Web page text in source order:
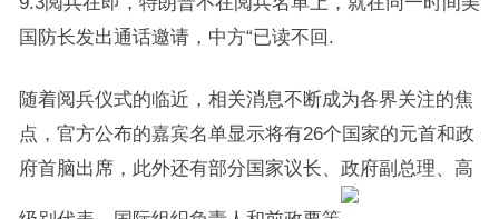
国防长发出通话邀请，中方“已读不回.
随着阅兵仪式的临近，相关消息不断成为各界关注的焦
点，官方公布的嘉宾名单显示将有26个国家的元首和政
府首脑出席，此外还有部分国家议长、政府副总理、高